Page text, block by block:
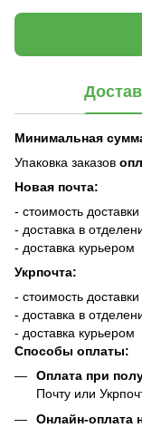
Минимальная
Упаковка заказов
Новая почта:
- стоимость
- доставка в
- доставка курьером
Укрпочта:
- стоимость
- доставка в
- доставка курьером
Способы оплаты:
Оплата при
Почту или
Онлайн-оплата